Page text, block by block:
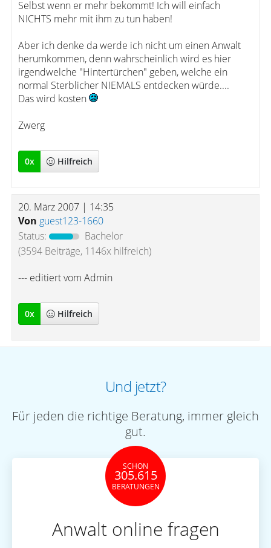
Selbst wenn er mehr bekommt! Ich will einfach
NICHTS mehr mit ihm zu tun haben!
Aber ich denke da werde ich nicht um einen Anwalt
herumkommen, denn wahrscheinlich wird es hier
irgendwelche "Hintertürchen" geben, welche ein
normal Sterblicher NIEMALS entdecken würde....
Das wird kosten
Zwerg
0x Hilfreich
20. März 2007 | 14:35
Von guest123-1660
Status:
Bachelor
(3594 Beiträge, 1146x hilfreich)
--- editiert vom Admin
0x Hilfreich
Und jetzt?
Für jeden die richtige Beratung, immer gleich
gut.
SCHON
305.615
BERATUNGEN
Anwalt online fragen